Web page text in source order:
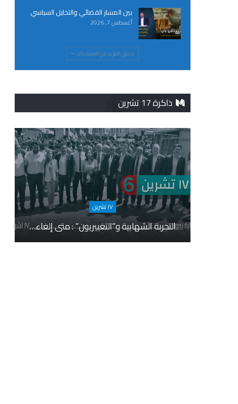
بين المسار القضائي والتحايل السياسي
أغسطس 7, 2026
تحميل المزيد من المشاركات
ذاكرة 17 تشرين
١٧ تشرين
التجربة الشهابية و”التغييريون” : متى إلغاء…